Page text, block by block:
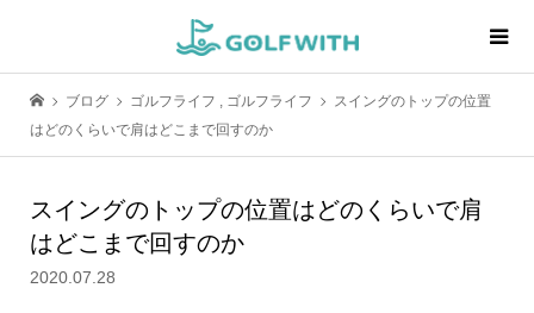
ブログ ゴルフライフ , ゴルフライフ
スイングのトップの位置
はどのくらいで肩はどこまで回すのか
スイングのトップの位置はどのくらいで肩
はどこまで回すのか
2020.07.28